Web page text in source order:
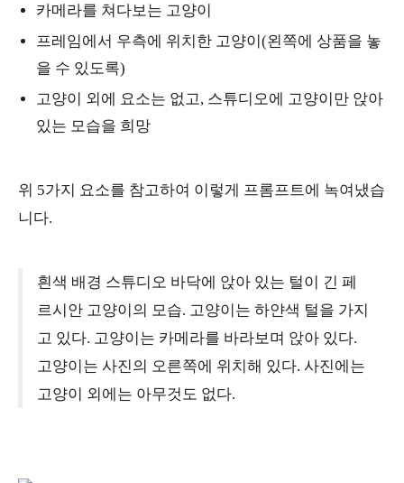
카메라를 쳐다보는 고양이
프레임에서 우측에 위치한 고양이(왼쪽에 상품을 놓
을 수 있도록)
고양이 외에 요소는 없고, 스튜디오에 고양이만 앉아
있는 모습을 희망
위 5가지 요소를 참고하여 이렇게 프롬프트에 녹여냈습
니다.
흰색 배경 스튜디오 바닥에 앉아 있는 털이 긴 페
르시안 고양이의 모습. 고양이는 하얀색 털을 가지
고 있다. 고양이는 카메라를 바라보며 앉아 있다.
고양이는 사진의 오른쪽에 위치해 있다. 사진에는
고양이 외에는 아무것도 없다.